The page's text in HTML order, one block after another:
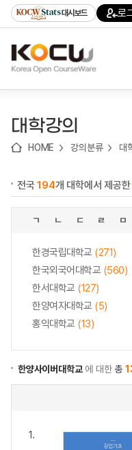
기
기
기
content)
가
대시보드 로
대학강의
HOME 강의분류 대
전국194개 대학에서 제공한
ㄱ ㄴ ㄷ ㄹ ㅁ
한경국립대학교 (271)
한국외국어대학교 (560)
한서대학교 (127)
한양여자대학교 (5)
홍익대학교 (13)
한양사이버대학교에 대한총
1.